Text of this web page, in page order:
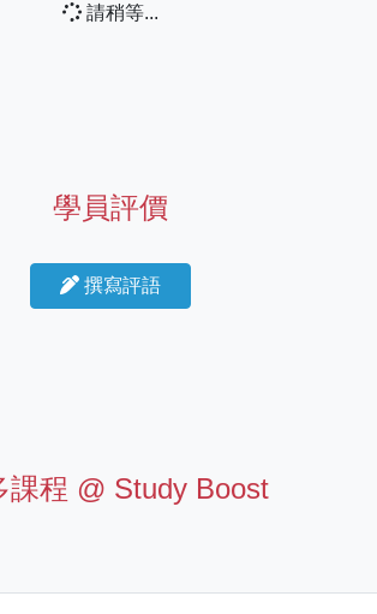
請稍等...
學員評價
撰寫評語
課程 @ Study Boost